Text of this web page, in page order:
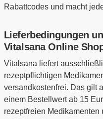
Rabattcodes und macht
Lieferbedingungen
Vitalsana Online
Vitalsana liefert
rezeptpflichtigen
versandkostenfrei. Das gilt
einem Bestellwert ab 15
rezeptfreien Medikamenten